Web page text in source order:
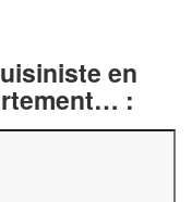
en
: